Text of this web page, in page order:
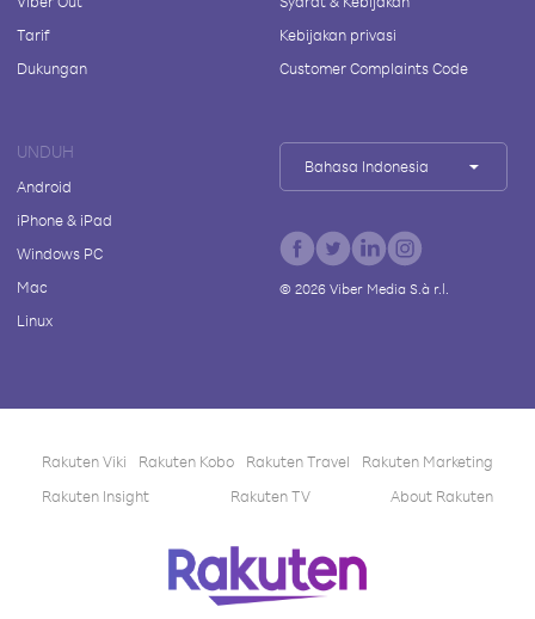
Tarif
Dukungan
Kebijakan privasi
Customer Complaints Code
UNDUH
Android
iPhone & iPad
Windows PC
Mac
Linux
Bahasa Indonesia
© 2026Viber Media S.à r.l.
Rakuten Viki Rakuten Kobo Rakuten Travel
Rakuten Marketing
Rakuten Insight
Rakuten TV About Rakuten